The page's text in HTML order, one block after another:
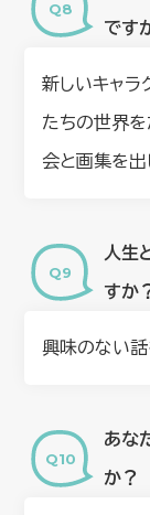
です
新しいキャラ
たちの世界を
会と画集を出
人生
すか
興味のない話
あな
か？